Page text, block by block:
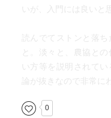
いが、入門には良いと
読んでてストンと落
と。淡々と、農協と
い方等を説明されて
論が抜きなので非常に
0